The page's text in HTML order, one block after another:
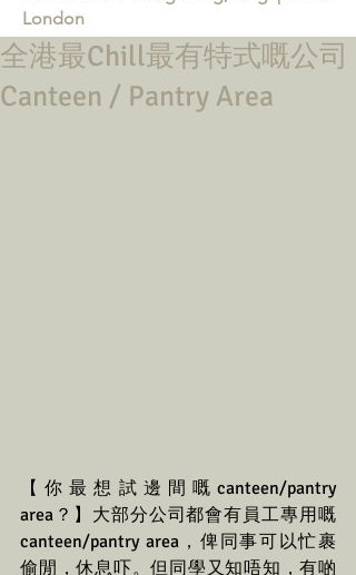
London
Learn more about the Career Training Program 26/27
全港最Chill最有特式嘅公司
Canteen / Pantry Area
【你最想試邊間嘅canteen/pantry
area？】大部分公司都會有員工專用嘅
canteen/pantry area，俾同事可以忙裹
偷閒，休息吓。但同學又知唔知，有啲